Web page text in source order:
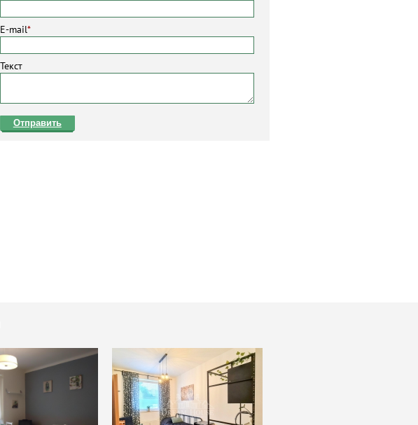
E-mail*
Текст
Отправить